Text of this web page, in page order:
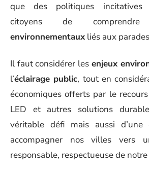
que des politiques incitatives
citoyens de
environnementaux liés aux
Il faut considérer les enjeux
l’éclairage public, tout en
économiques offerts par le
LED et autres solutions
véritable défi mais aussi d’une
accompagner nos villes vers
responsable, respectueuse de